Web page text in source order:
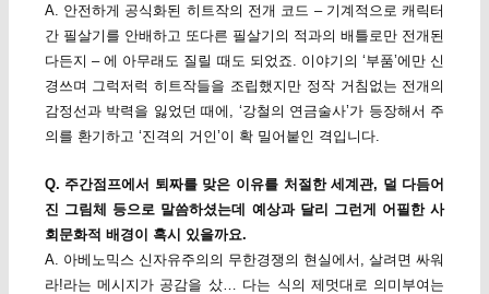
A. 안전하게 공식화된 히트작의 전개 코드 – 기계적으로 캐릭터
간 필살기를 안배하고 또다른 필살기의 적과의 배틀로만 전개된
다든지 – 에 아무래도 질릴 때도 되었죠. 이야기의 ‘부품’에만 신
경쓰며 그럭저럭 히트작들을 조립했지만 정작 거침없는 전개의
감정선과 박력을 잃었던 때에, ‘강철의 연금술사’가 등장해서 주
의를 환기하고 ‘진격의 거인’이 확 밀어붙인 격입니다.
Q. 주간점프에서 퇴짜를 맞은 이유를 처절한 세계관, 덜 다듬어
진 그림체 등으로 말씀하셨는데 예상과 달리 그런게 어필한 사
회문화적 배경이 혹시 있을까요.
A. 아베노믹스 신자유주의의 무한경쟁의 현실에서, 살려면 싸워
라!라는 메시지가 공감을 샀… 다는 식의 제멋대로 의미부여는